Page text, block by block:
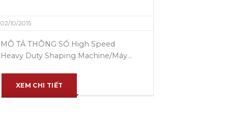
02/10/2015
MÔ TẢ THÔNG SỐ High Speed
Heavy Duty Shaping Machine/Máy...
XEM CHI TIẾT